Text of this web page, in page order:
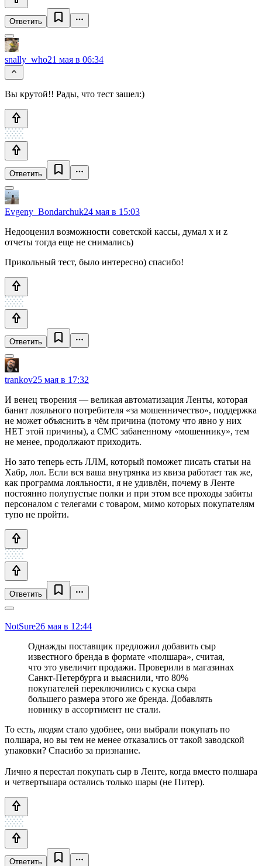
Ответить
snally_who21 мая в 06:34
Вы крутой!! Рады, что тест зашел:)
Ответить
Evgeny_Bondarchuk24 мая в 15:03
Недооценил возможности советской кассы, думал x и z
отчеты тогда еще не снимались)
Прикольный тест, было интересно) спасибо!
Ответить
trankov25 мая в 17:32
И венец творения — великая автоматизация Ленты, которая
банит лояльного потребителя «за мошенничество», поддержка
не может объяснить в чём причина (потому что явно у них
НЕТ этой причины), а СМС забаненному «мошеннику», тем
не менее, продолжают приходить.
Но зато теперь есть ЛЛМ, который поможет писать статьи на
Хабр, лол. Если вся ваша внутрянка из квиза работает так же,
как программа лояльности, я не удивлён, почему в Ленте
постоянно полупустые полки и при этом все проходы забиты
персоналом с телегами с товаром, мимо которых покупателям
тупо не пройти.
Ответить
NotSure26 мая в 12:44
Однажды поставщик предложил добавить сыр
известного бренда в формате «полшара», считая,
что это увеличит продажи. Проверили в магазинах
Санкт-Петербурга и выяснили, что 80%
покупателей переключились с куска сыра
большего размера этого же бренда. Добавлять
новинку в ассортимент не стали.
То есть, людям стало удобнее, они выбрали покупать по
полшара, но вы тем не менее отказались от такой заводской
упаковки? Спасибо за признание.
Лично я перестал покупать сыр в Ленте, когда вместо полшара
и четвертьшара остались только шары (не Питер).
Ответить